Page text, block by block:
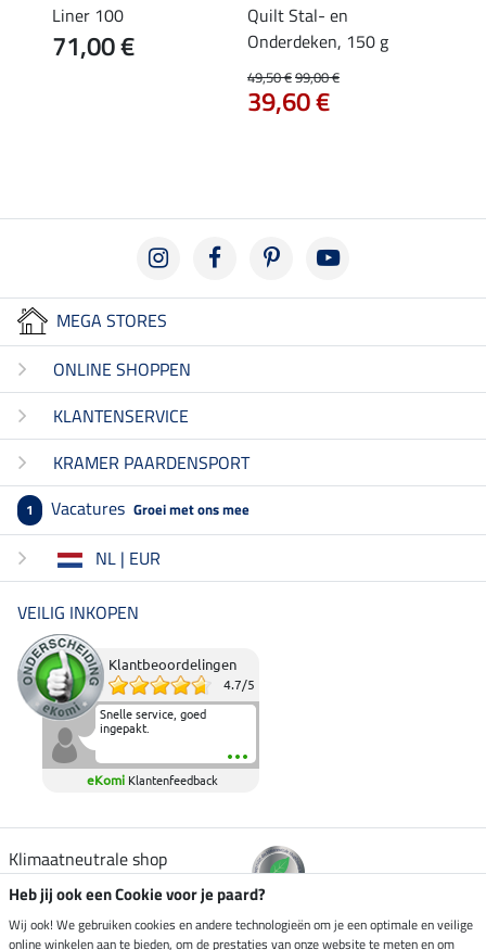
Liner 100
71,00 €
Quilt Stal- en
Onderdeken, 150 g
49,50 €99,00 €
39,60 €
MEGA STORES
ONLINE SHOPPEN
KLANTENSERVICE
KRAMER PAARDENSPORT
1 Vacatures Groei met ons mee
NL | EUR
VEILIG INKOPEN
Klantbeoordelingen
4.7/5
Snelle service, goed
ingepakt.
eKomi Klantenfeedback
Klimaatneutrale shop
Verzending per
Heb jij ook een Cookie voor je paard?
Wij ook! We gebruiken cookies en andere technologieën om je een optimale en veilige
online winkelen aan te bieden, om de prestaties van onze website te meten en om